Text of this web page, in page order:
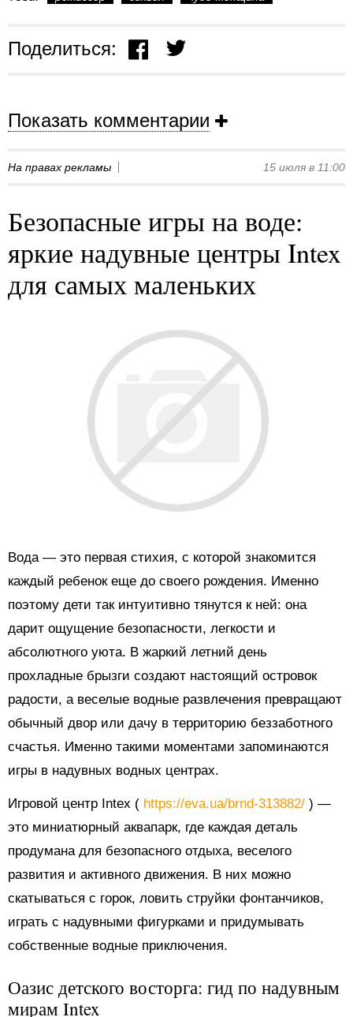
Поделиться:
Показать комментарии
На правах рекламы 15 июля в 11:00
Безопасные игры на воде:
яркие надувные центры Intex
для самых маленьких
Вода — это первая стихия, с которой знакомится
каждый ребенок еще до своего рождения. Именно
поэтому дети так интуитивно тянутся к ней: она
дарит ощущение безопасности, легкости и
абсолютного уюта. В жаркий летний день
прохладные брызги создают настоящий островок
радости, а веселые водные развлечения превращают
обычный двор или дачу в территорию беззаботного
счастья. Именно такими моментами запоминаются
игры в надувных водных центрах.
Игровой центр Intex ( https://eva.ua/brnd-313882/ ) —
это миниатюрный аквапарк, где каждая деталь
продумана для безопасного отдыха, веселого
развития и активного движения. В них можно
скатываться с горок, ловить струйки фонтанчиков,
играть с надувными фигурками и придумывать
собственные водные приключения.
Оазис детского восторга: гид по надувным
мирам Intex